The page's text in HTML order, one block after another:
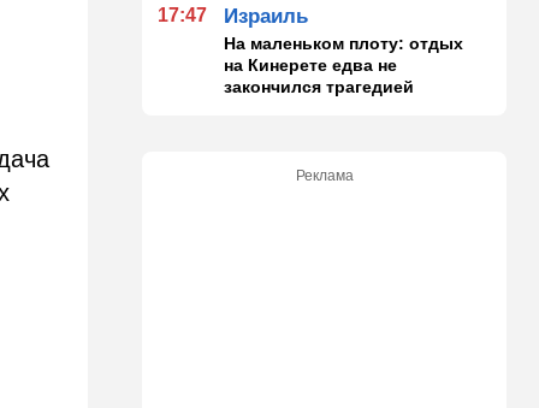
17:47 Израиль
На маленьком плоту: отдых
на Кинерете едва не
закончился трагедией
Авиве все спокойно
Реклама